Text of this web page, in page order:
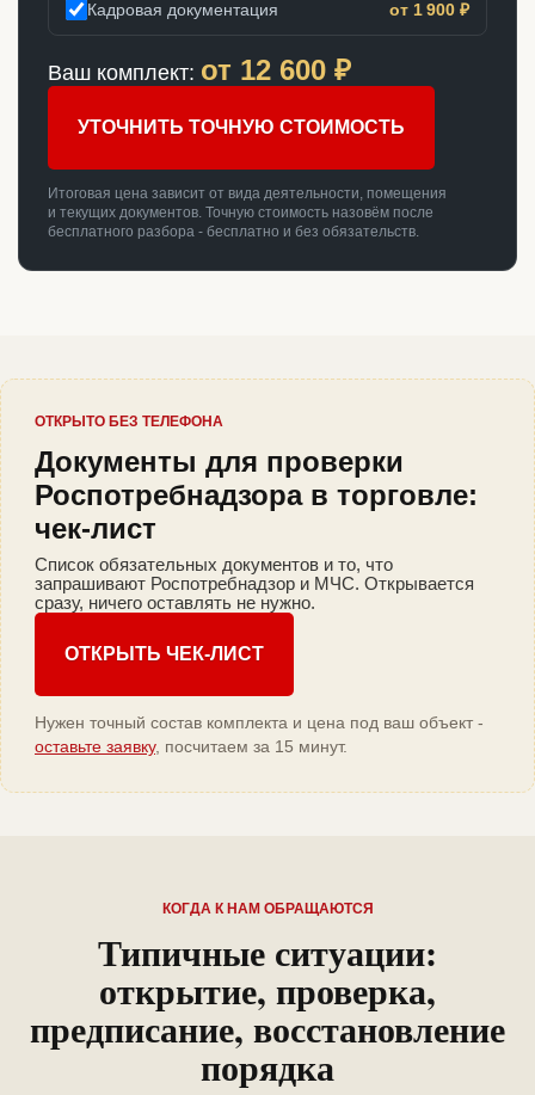
Кадровая документация от 1 900 ₽
Ваш комплект: от 12 600 ₽
УТОЧНИТЬ ТОЧНУЮ СТОИМОСТЬ
Итоговая цена зависит от вида деятельности, помещения
и текущих документов. Точную стоимость назовём после
бесплатного разбора - бесплатно и без обязательств.
ОТКРЫТО БЕЗ ТЕЛЕФОНА
Документы для проверки
Роспотребнадзора в торговле:
чек-лист
Список обязательных документов и то, что
запрашивают Роспотребнадзор и МЧС. Открывается
сразу, ничего оставлять не нужно.
ОТКРЫТЬ ЧЕК-ЛИСТ
Нужен точный состав комплекта и цена под ваш объект -
оставьте заявку, посчитаем за 15 минут.
КОГДА К НАМ ОБРАЩАЮТСЯ
Типичные ситуации:
открытие, проверка,
предписание, восстановление
порядка